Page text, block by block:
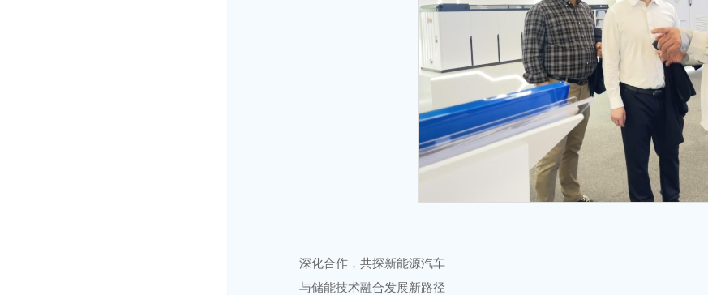
深化合作，共探新能源汽车
与储能技术融合发展新路径